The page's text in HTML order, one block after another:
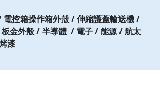
控箱操作箱外殼 / 伸縮護蓋輸送機 /
金外殼 / 半導體 / 電子 / 能源 / 航太
漆